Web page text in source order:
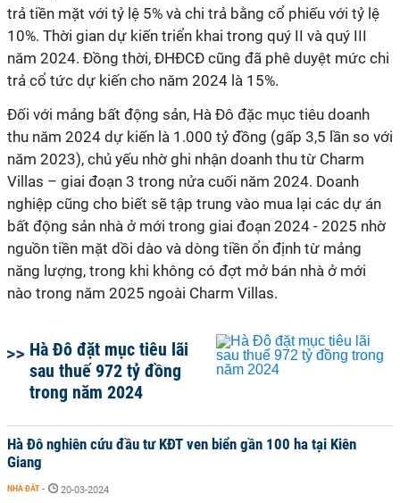
trả tiền mặt với tỷ lệ 5% và chi trả bằng cổ phiếu với tỷ lệ
10%. Thời gian dự kiến triển khai trong quý II và quý III
năm 2024. Đồng thời, ĐHĐCĐ cũng đã phê duyệt mức chi
trả cổ tức dự kiến cho năm 2024 là 15%.
Đối với mảng bất động sản, Hà Đô đặc mục tiêu doanh
thu năm 2024 dự kiến là 1.000 tỷ đồng (gấp 3,5 lần so với
năm 2023), chủ yếu nhờ ghi nhận doanh thu từ Charm
Villas – giai đoạn 3 trong nửa cuối năm 2024. Doanh
nghiệp cũng cho biết sẽ tập trung vào mua lại các dự án
bất động sản nhà ở mới trong giai đoạn 2024 - 2025 nhờ
nguồn tiền mặt dồi dào và dòng tiền ổn định từ mảng
năng lượng, trong khi không có đợt mở bán nhà ở mới
nào trong năm 2025 ngoài Charm Villas.
Hà Đô đặt mục tiêu lãi
sau thuế 972 tỷ đồng
trong năm 2024
Hà Đô nghiên cứu đầu tư KĐT ven biển gần 100 ha tại Kiên
Giang
NHÀ ĐẤT - 20-03-2024